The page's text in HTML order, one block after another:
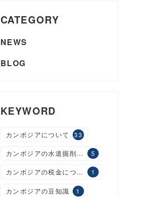
CATEGORY
NEWS
BLOG
KEYWORD
カンボジアについて 33
カンボジアの水道掘削工事 5
カンボジアの税金について 1
カンボジアの豆知識 1